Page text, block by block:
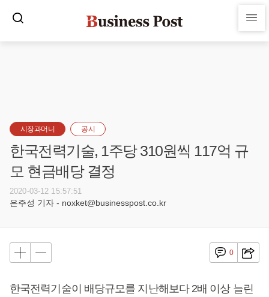
시장과머니 공시
한국전력기술, 1주당 310원씩 117억 규
모 현금배당 결정
2020-03-12 15:57:51
은주성 기자 - noxket@businesspost.co.kr
0
한국전력기술이 배당규모를 지난해보다 2배 이상 늘린